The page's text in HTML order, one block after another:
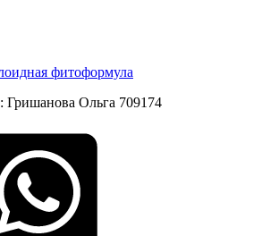
Гришанова Ольга 709174